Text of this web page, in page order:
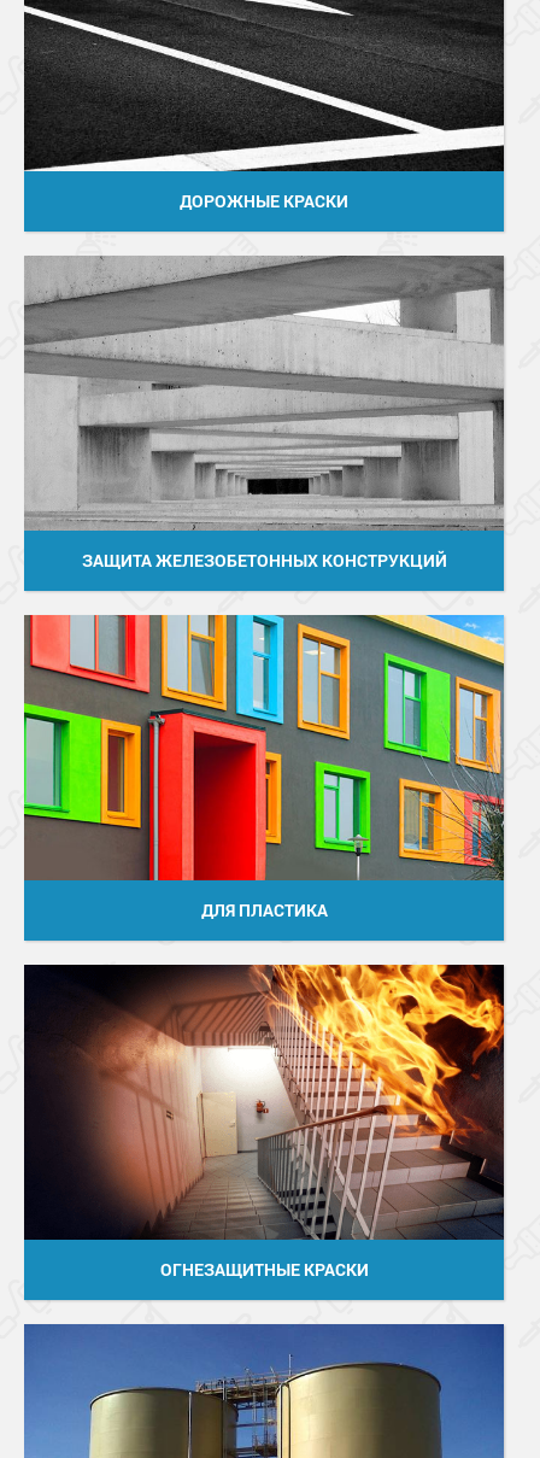
ДОРОЖНЫЕ КРАСКИ
ЗАЩИТА ЖЕЛЕЗОБЕТОННЫХ КОНСТРУКЦИЙ
ДЛЯ ПЛАСТИКА
ОГНЕЗАЩИТНЫЕ КРАСКИ